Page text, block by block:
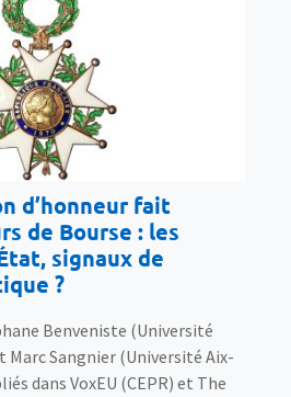
d’honneur fait
de Bourse : les
signaux de
?
Benveniste (Université
Marc Sangnier (Université Aix-
dans VoxEU (CEPR) et The